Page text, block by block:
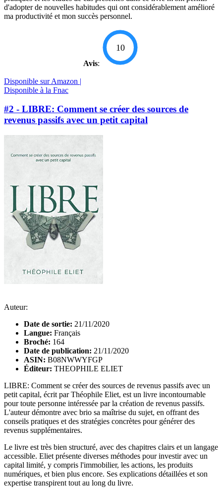
d'adopter de nouvelles habitudes qui ont considérablement amélioré
ma productivité et mon succès personnel.
Avis:
10
Disponible sur Amazon |
Disponible à la Fnac
#2 - LIBRE: Comment se créer des sources de
revenus passifs avec un petit capital
Auteur:
Date de sortie: 21/11/2020
Langue: Français
Broché: 164
Date de publication: 21/11/2020
ASIN: B08NWWYFGP
Éditeur: THEOPHILE ELIET
LIBRE: Comment se créer des sources de revenus passifs avec un
petit capital, écrit par Théophile Eliet, est un livre incontournable
pour toute personne intéressée par la création de revenus passifs.
L'auteur démontre avec brio sa maîtrise du sujet, en offrant des
conseils pratiques et des stratégies concrètes pour générer des
revenus supplémentaires.
Le livre est très bien structuré, avec des chapitres clairs et un langage
accessible. Eliet présente diverses méthodes pour investir avec un
capital limité, y compris l'immobilier, les actions, les produits
numériques, et bien plus encore. Ses explications détaillées et son
expertise transpirent tout au long du livre.